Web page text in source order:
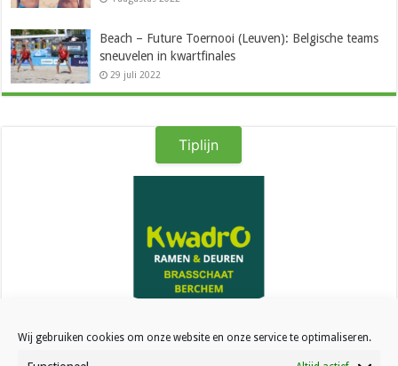
Wij gebruiken cookies om onze website en onze service te optimaliseren.
Beach – Future Toernooi (Leuven): Belgische teams
sneuvelen in kwartfinales
29 juli 2022
Tiplijn